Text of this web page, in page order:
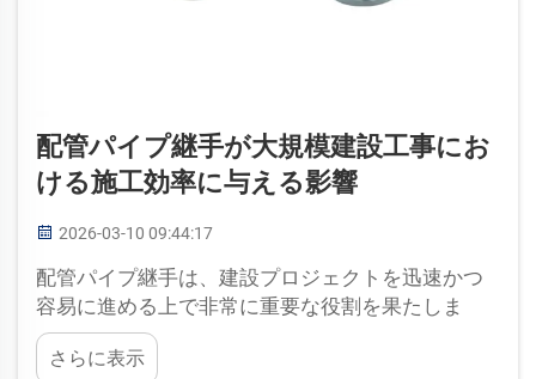
配管パイプ継手が大規模建設工事にお
ける施工効率に与える影響
2026-03-10 09:44:17
配管パイプ継手は、建設プロジェクトを迅速かつ
容易に進める上で非常に重要な役割を果たしま
す。作業者が大型建物に電気設備や給排水設備を
設置する際には、互いに正確に適合する材料が必
さらに表示